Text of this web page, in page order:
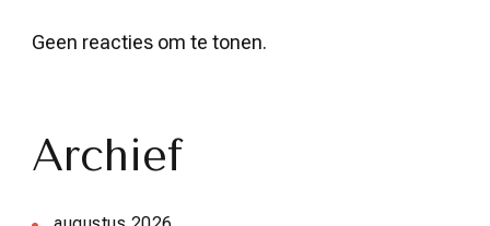
Geen reacties om te tonen.
Archief